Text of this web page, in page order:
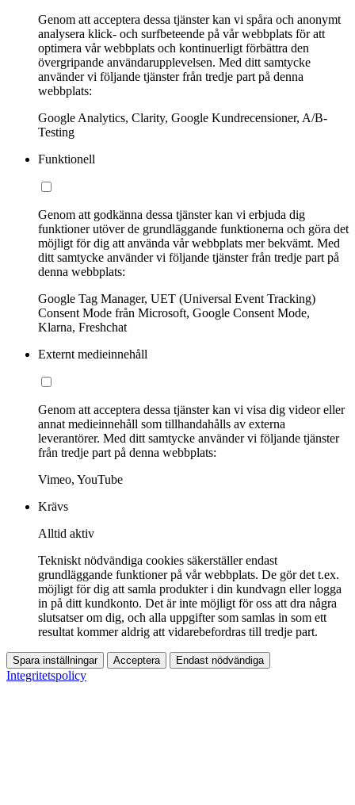
Genom att acceptera dessa tjänster kan vi spåra och anonymt
analysera klick- och surfbeteende på vår webbplats för att
optimera vår webbplats och kontinuerligt förbättra den
övergripande användarupplevelsen. Med ditt samtycke
använder vi följande tjänster från tredje part på denna
webbplats:
Google Analytics, Clarity, Google Kundrecensioner, A/B-
Testing
Funktionell
Genom att godkänna dessa tjänster kan vi erbjuda dig
funktioner utöver de grundläggande funktionerna och göra det
möjligt för dig att använda vår webbplats mer bekvämt. Med
ditt samtycke använder vi följande tjänster från tredje part på
denna webbplats:
Google Tag Manager, UET (Universal Event Tracking)
Consent Mode från Microsoft, Google Consent Mode,
Klarna, Freshchat
Externt medieinnehåll
Genom att acceptera dessa tjänster kan vi visa dig videor eller
annat medieinnehåll som tillhandahålls av externa
leverantörer. Med ditt samtycke använder vi följande tjänster
från tredje part på denna webbplats:
Vimeo, YouTube
Krävs
Alltid aktiv
Tekniskt nödvändiga cookies säkerställer endast
grundläggande funktioner på vår webbplats. De gör det t.ex.
möjligt för dig att samla produkter i din kundvagn eller logga
in på ditt kundkonto. Det är inte möjligt för oss att dra några
slutsatser om dig, och alla uppgifter som samlas in som ett
resultat kommer aldrig att vidarebefordras till tredje part.
Spara inställningar Acceptera Endast nödvändiga
Integritetspolicy